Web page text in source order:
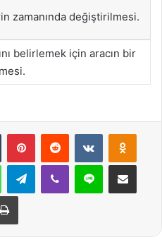
zamanında değiştirilmesi.
belirlemek için aracın bir
Tumblr PinterestReddit VKontakte
WhatsAppTelegramViber Line E-Posta ile
Yazdır